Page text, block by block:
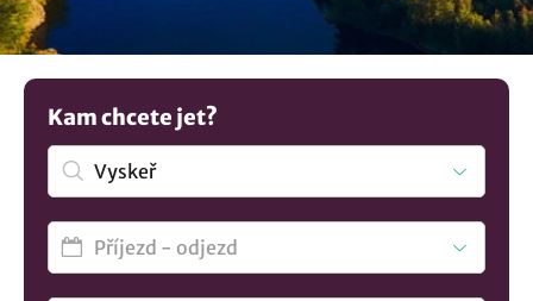
zvířatům a poskytují veškeré pohodlí pro domácí mazlíčky.
Nevybrali jste si? Mrkněte na všechna ubytování v lokalitě
Vyskeř.
Kam chcete jet?